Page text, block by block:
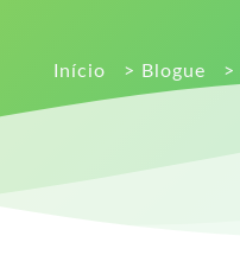
Início > Blogue >